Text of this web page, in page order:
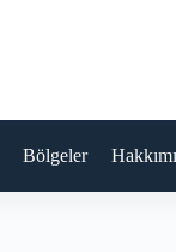
Bölgeler